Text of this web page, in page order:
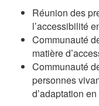
Réunion des
l’accessibilité
Communauté
matière
Communauté
personnes
d’adaptation